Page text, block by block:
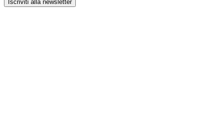
Iscriviti alla newsletter